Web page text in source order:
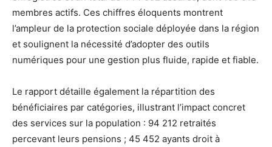
membres actifs. Ces chiffres éloquents montrent
l’ampleur de la protection sociale déployée dans la région
et soulignent la nécessité d’adopter des outils
numériques pour une gestion plus fluide, rapide et fiable.
Le rapport détaille également la répartition des
bénéficiaires par catégories, illustrant l’impact concret
des services sur la population : 94 212 retraités
percevant leurs pensions ; 45 452 ayants droit à